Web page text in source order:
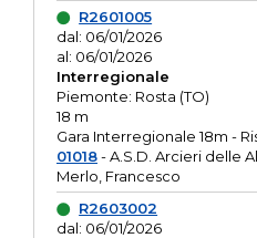
R2601005
dal: 06/01/2026
al: 06/01/2026
Interregionale
Piemonte: Rosta (TO)
18 m
Gara Interregionale 18m -
01018- A.S.D. Arcieri delle
Merlo, Francesco
R2603002
dal: 06/01/2026